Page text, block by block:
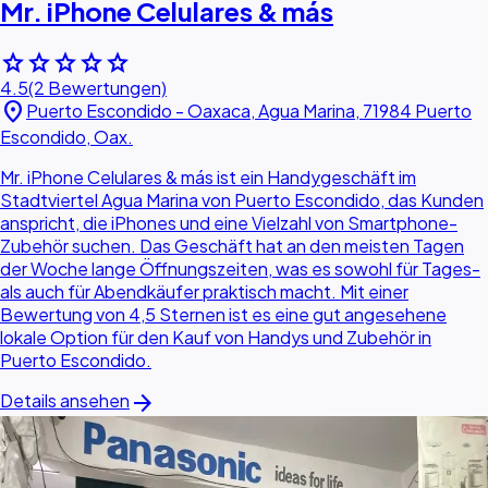
Mr. iPhone Celulares & más
starstarstarstarstar
4.5(2 Bewertungen)
location_on Puerto Escondido - Oaxaca, Agua Marina, 71984 Puerto
Escondido, Oax.
Mr. iPhone Celulares & más ist ein Handygeschäft im
Stadtviertel Agua Marina von Puerto Escondido, das Kunden
anspricht, die iPhones und eine Vielzahl von Smartphone-
Zubehör suchen. Das Geschäft hat an den meisten Tagen
der Woche lange Öffnungszeiten, was es sowohl für Tages-
als auch für Abendkäufer praktisch macht. Mit einer
Bewertung von 4,5 Sternen ist es eine gut angesehene
lokale Option für den Kauf von Handys und Zubehör in
Puerto Escondido.
Details ansehen arrow_forward